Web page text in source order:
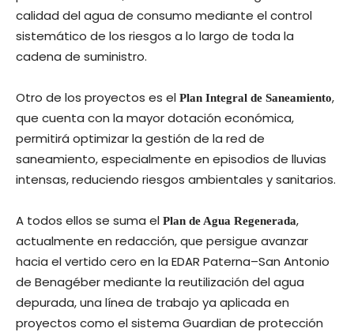
calidad del agua de consumo mediante el control
sistemático de los riesgos a lo largo de toda la
cadena de suministro.
Otro de los proyectos es el Plan Integral de Saneamiento,
que cuenta con la mayor dotación económica,
permitirá optimizar la gestión de la red de
saneamiento, especialmente en episodios de lluvias
intensas, reduciendo riesgos ambientales y sanitarios.
A todos ellos se suma el Plan de Agua Regenerada,
actualmente en redacción, que persigue avanzar
hacia el vertido cero en la EDAR Paterna–San Antonio
de Benagéber mediante la reutilización del agua
depurada, una línea de trabajo ya aplicada en
proyectos como el sistema Guardian de protección